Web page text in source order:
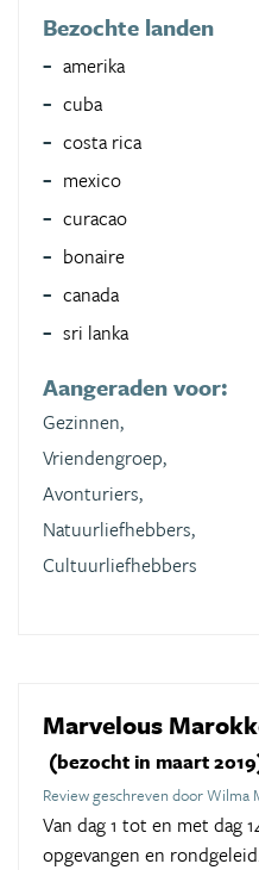
Bezochte landen
amerika
cuba
costa rica
mexico
curacao
bonaire
canada
sri lanka
Aangeraden voor:
Gezinnen,
Vriendengroep,
Avonturiers,
Natuurliefhebbers,
Cultuurliefhebbers
Marvelous
(bezocht in maart
Review geschreven door Wilma
Van dag 1 tot en met dag
opgevangen en